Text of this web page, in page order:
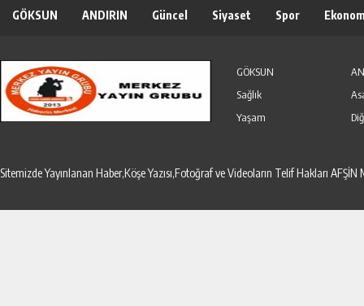
GÖKSUN ANDIRIN Güncel Siyaset Spor
GÖKSUN
Sağlık
Yaşam
Sitemizde Yayınlanan Haber,Köşe Yazısı,Fotoğraf ve Videoların Telif Hakları